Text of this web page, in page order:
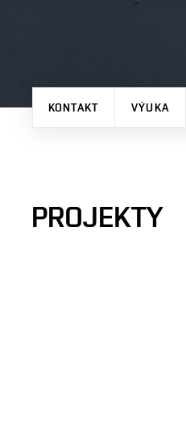
KONTAKT VÝUKA
PROJEKTY